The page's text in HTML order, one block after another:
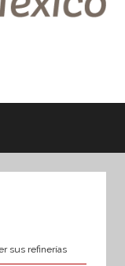
sus refinerías